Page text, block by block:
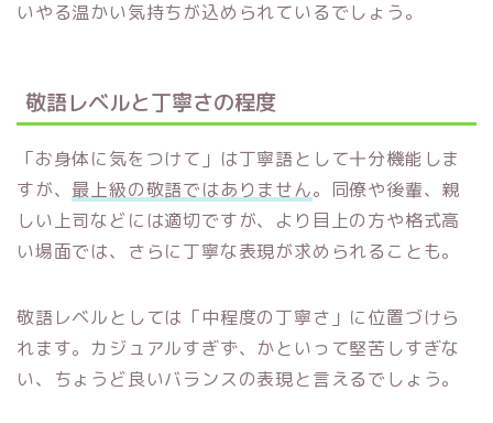
いやる温かい気持ちが込められているでしょう。
敬語レベルと丁寧さの程度
「お身体に気をつけて」は丁寧語として十分機能しま
すが、 最上級の敬語ではありません。同僚や後輩、親
しい上司などには適切ですが、より目上の方や格式高
い場面では、さらに丁寧な表現が求められることも。
敬語レベルとしては「中程度の丁寧さ」に位置づけら
れます。カジュアルすぎず、かといって堅苦しすぎな
い、ちょうど良いバランスの表現と言えるでしょう。